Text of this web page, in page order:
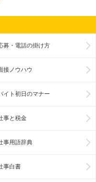
募・電話の掛け方
接ノウハウ
イト初日のマナー
事と税金
事用語辞典
事白書